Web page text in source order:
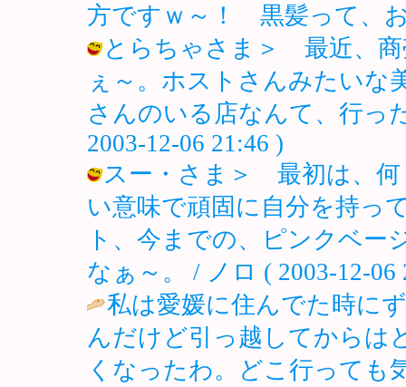
方ですｗ～！ 黒髪って、お
とらちゃさま＞ 最近、商
ぇ～。ホストさんみたい
さんのいる店なんて、行
2003-12-06 21:46 )
スー・さま＞ 最初は、
い意味で頑固に自分を持
ト、今までの、ピンクベー
なぁ～。 / ノロ ( 2003-12-06
私は愛媛に住んでた時に
んだけど引っ越してからは
くなったわ。どこ行っても